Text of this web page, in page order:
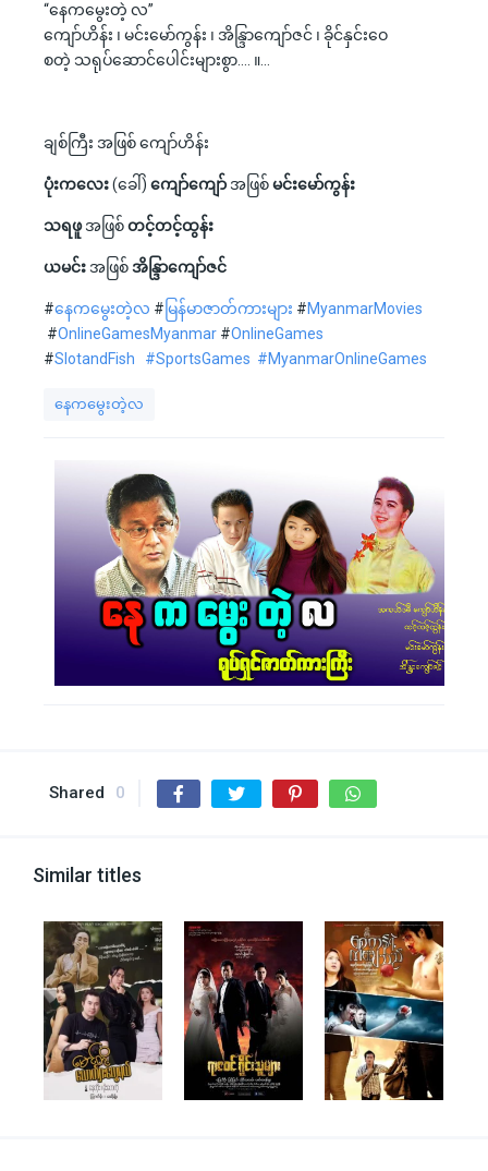
“နေကမွေးတဲ့ လ”
ကျော်ဟိန်း ၊ မင်းမော်ကွန်း ၊ အိန္ဒြာကျော်ဇင် ၊ ခိုင်နှင်းဝေ
စတဲ့ သရုပ်ဆောင်ပေါင်းများစွာ…. ။…
ချစ်ကြီး အဖြစ် ကျော်ဟိန်း
ပုံးကလေး(ခေါ်) ကျော်ကျော်အဖြစ်မင်းမော်ကွန်း
သရဖူအဖြစ်တင့်တင့်ထွန်း
ယမင်း အဖြစ်အိန္ဒြာကျော်ဇင်
#နေကမွေးတဲ့လ # မြန်မာဇာတ်ကားများ #MyanmarMovies
#OnlineGamesMyanmar #OnlineGames
#SlotandFish #SportsGames #MyanmarOnlineGames
နေကမွေးတဲ့လ
Shared 0
Similar titles